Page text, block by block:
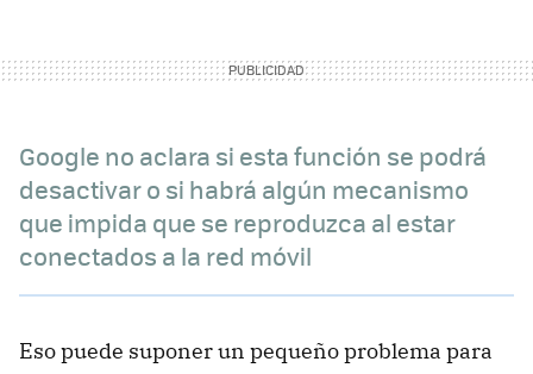
Google no aclara si esta función se podrá
desactivar o si habrá algún mecanismo
que impida que se reproduzca al estar
conectados a la red móvil
Eso puede suponer un pequeño problema para